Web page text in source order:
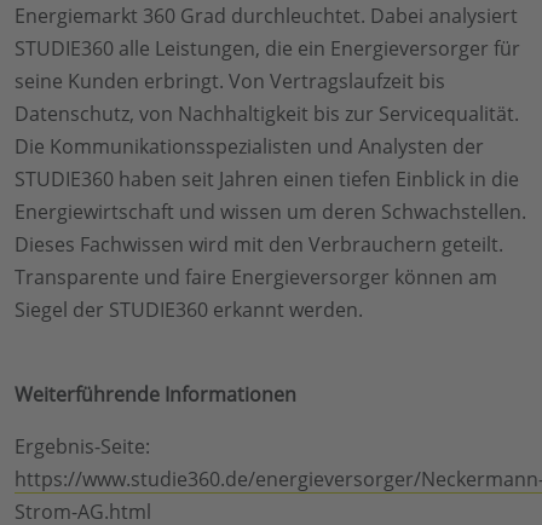
Energiemarkt 360 Grad durchleuchtet. Dabei analysiert
STUDIE360 alle Leistungen, die ein Energieversorger für
seine Kunden erbringt. Von Vertragslaufzeit bis
Datenschutz, von Nachhaltigkeit bis zur Servicequalität.
Die Kommunikationsspezialisten und Analysten der
STUDIE360 haben seit Jahren einen tiefen Einblick in die
Energiewirtschaft und wissen um deren Schwachstellen.
Dieses Fachwissen wird mit den Verbrauchern geteilt.
Transparente und faire Energieversorger können am
Siegel der STUDIE360 erkannt werden.
Weiterführende Informationen
Ergebnis-Seite:
https://www.studie360.de/energieversorger/
Strom-AG.html